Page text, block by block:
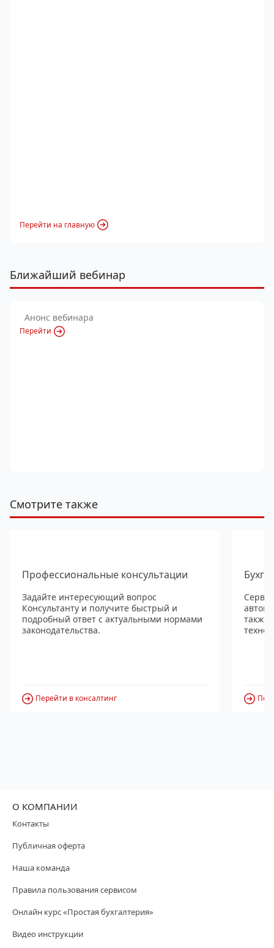
Перейти на главную
Ближайший вебинар
Анонс вебинара
Перейти
Смотрите также
Профессиональные консультации
Задайте интересующий вопрос
Консультанту и получите быстрый и
подробный ответ с актуальными нормами
законодательства.
Перейти в консалтинг
также
О КОМПАНИИ
Контакты
Публичная оферта
Наша команда
Правила пользования сервисом
Онлайн курс «Простая бухгалтерия»
Видео инструкции